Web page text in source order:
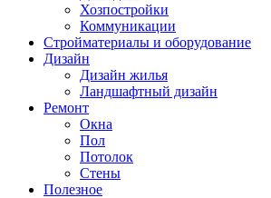
Хозпостройки
Коммуникации
Стройматериалы и оборудование
Дизайн
Дизайн жилья
Ландшафтный дизайн
Ремонт
Окна
Пол
Потолок
Стены
Полезное